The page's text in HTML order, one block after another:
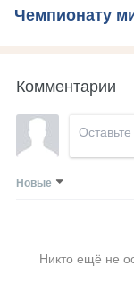
Чемпионату
Комментарии
Новые
Никто ещё не